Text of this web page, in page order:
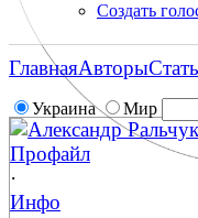
Создать
Украина Мир
ГлавнаяАвторы
Александр Ральчук
Профайл
·
Инфо